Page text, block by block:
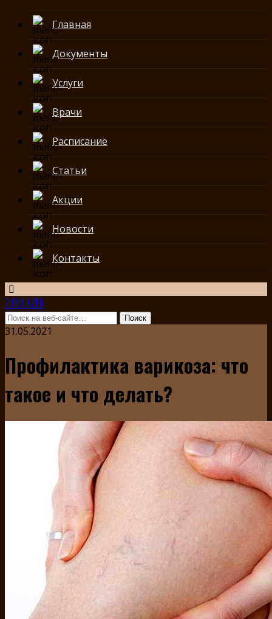
Главная
Документы
Услуги
Врачи
Расписание
Статьи
Акции
Новости
Контакты
EUROLAZER
31.05.2021
Профилактика варикоза: что
такое и что делать?